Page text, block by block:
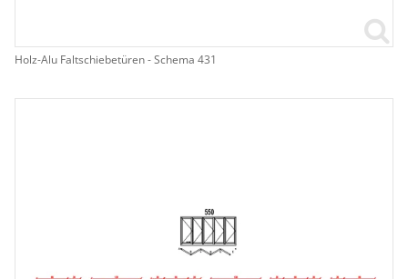
Holz-Alu Faltschiebetüren - Schema 431